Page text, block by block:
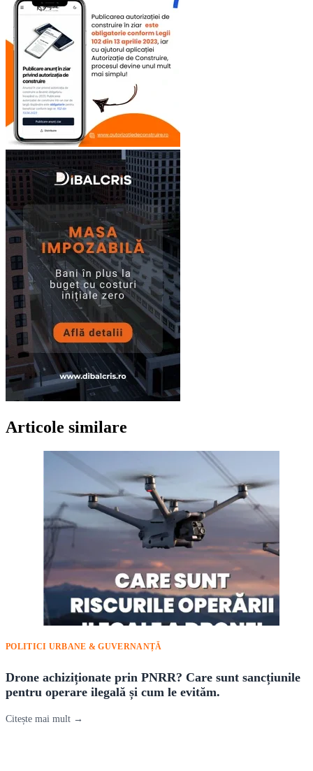
Articole similare
POLITICI URBANE & GUVERNANȚĂ
Drone achiziționate prin PNRR? Care sunt sancțiunile
pentru operare ilegală și cum le evităm.
Citește mai mult →